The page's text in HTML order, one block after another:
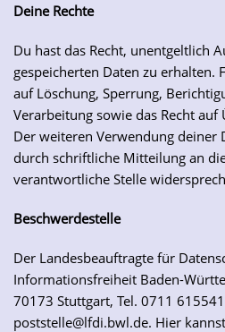
Deine Rechte
Du hast das Recht, unentgeltlich
gespeicherten Daten zu erhalten.
auf Löschung, Sperrung,
Verarbeitung sowie das Recht
Der weiteren Verwendung deiner
durch schriftliche Mitteilung an
verantwortliche Stelle
Beschwerdestelle
Der Landesbeauftragte für
Informationsfreiheit Baden-
70173 Stuttgart, Tel. 0711
poststelle@lfdi.bwl.de. Hier